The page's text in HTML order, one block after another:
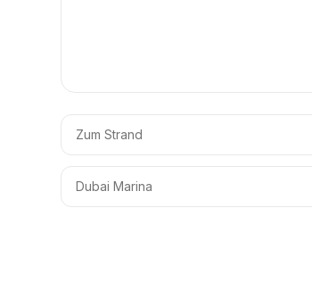
Zum Strand
Dubai Marina